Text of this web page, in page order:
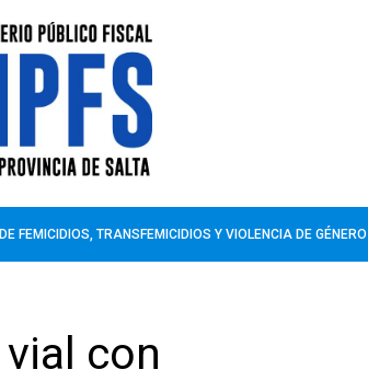
FEMICIDIOS, TRANSFEMICIDIOS Y VIOLENCIA DE GÉNERO
con